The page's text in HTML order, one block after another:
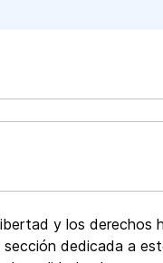
y los derechos
dedicada a